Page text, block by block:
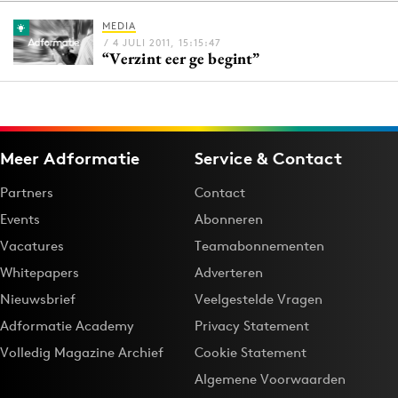
Menu
9 sept: GenAI-training
12 nov: MarketingLive!
Adverteren
Events
Opleidingen
Vacatures
Academy
Partners
Topics
MEDIA
/ 4 JULI 2011, 15:15:47
“Verzint eer ge begint”
Meer Adformatie
Partners
Events
Vacatures
Whitepapers
Nieuwsbrief
Adformatie Academy
Volledig Magazine Archief
Service & Contact
Contact
Abonneren
Teamabonnementen
Adverteren
Veelgestelde Vragen
Privacy Statement
Cookie Statement
Algemene Voorwaarden